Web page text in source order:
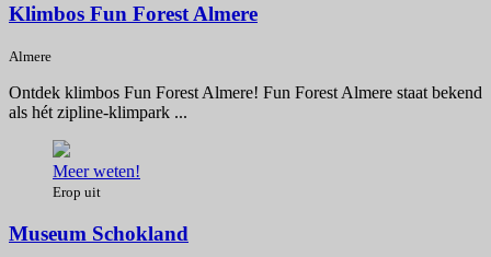
Klimbos Fun Forest Almere
Almere
Ontdek klimbos Fun Forest Almere! Fun Forest Almere staat bekend
als hét zipline-klimpark ...
Meer weten!
Erop uit
Museum Schokland